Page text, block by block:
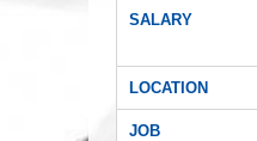
SALARY
LOCATION
JOB